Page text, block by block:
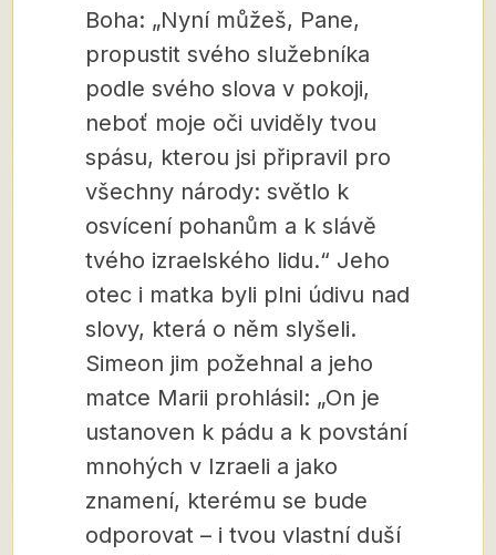
Boha: „Nyní můžeš, Pane,
propustit svého služebníka
podle svého slova v pokoji,
neboť moje oči uviděly tvou
spásu, kterou jsi připravil pro
všechny národy: světlo k
osvícení pohanům a k slávě
tvého izraelského lidu.“ Jeho
otec i matka byli plni údivu nad
slovy, která o něm slyšeli.
Simeon jim požehnal a jeho
matce Marii prohlásil: „On je
ustanoven k pádu a k povstání
mnohých v Izraeli a jako
znamení, kterému se bude
odporovat – i tvou vlastní duší